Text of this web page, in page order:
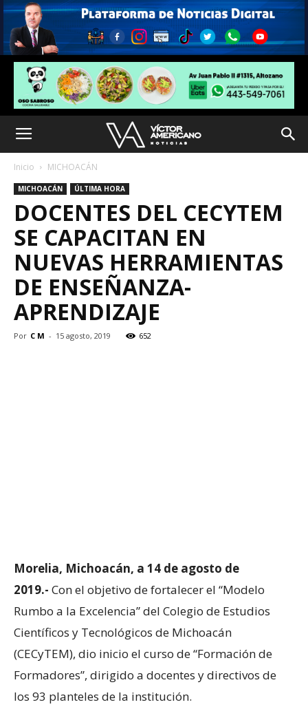
Inicio MICHOACÁN
MICHOACÁN ÚLTIMA HORA
DOCENTES DEL CECYTEM
SE CAPACITAN EN
NUEVAS HERRAMIENTAS
DE ENSEÑANZA-
APRENDIZAJE
Por C M - 15 agosto, 2019 652
Morelia, Michoacán, a 14 de agosto de
2019.- Con el objetivo de fortalecer el “Modelo
Rumbo a la Excelencia” del Colegio de Estudios
Científicos y Tecnológicos de Michoacán
(CECyTEM), dio inicio el curso de “Formación de
Formadores”, dirigido a docentes y directivos de
los 93 planteles de la institución.